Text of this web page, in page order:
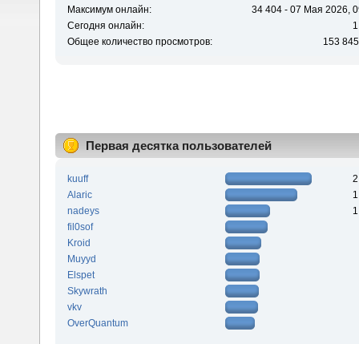
Максимум онлайн:
34 404 - 07 Мая 2026,
Сегодня онлайн:
Общее количество просмотров:
153
Первая десятка пользователей
kuuff
Alaric
nadeys
fil0sof
Kroid
Muyyd
Elspet
Skywrath
vkv
OverQuantum